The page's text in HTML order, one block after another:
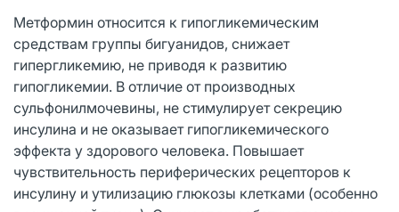
Метформин относится к гипогликемическим
средствам группы бигуанидов, снижает
гипергликемию, не приводя к развитию
гипогликемии. В отличие от производных
сульфонилмочевины, не стимулирует секрецию
инсулина и не оказывает гипогликемического
эффекта у здорового человека. Повышает
чувствительность периферических рецепторов к
инсулину и утилизацию глюкозы клетками (особенно